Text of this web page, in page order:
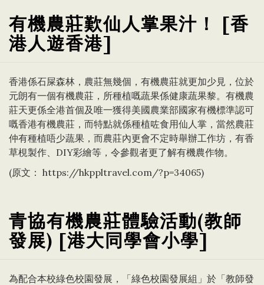
有機農莊歎仙人掌果汁！ [香
港人遊香港]
香港係石屎森林，農莊無幾個，有機農莊就更加少見，位於
元朗有一個有機農莊，所種植嘅蔬果係健康蔬果黎。有機農
莊天更係全港首個及唯一獲得美國農業部國家有機標準認可
嘅香港有機農莊，而特點就係種植咗食用仙人掌，當然農莊
仲有種植唔少蔬果，而農莊內更會不定時舉辦工作坊，有香
草梘製作、DIY彩繪等，令參觀者更了解有機農作物。
(原文： https://hkppltravel.com/?p=34065)
青協有機農莊體驗活動(教師
發展) [港大同學會小學]
為配合本校綠色校園發展，「綠色校園發展組」於「教師發